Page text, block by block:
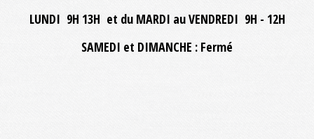
LUNDI 9H 13H et du MARDI au VENDREDI 9H - 12H
SAMEDI et DIMANCHE : Fermé